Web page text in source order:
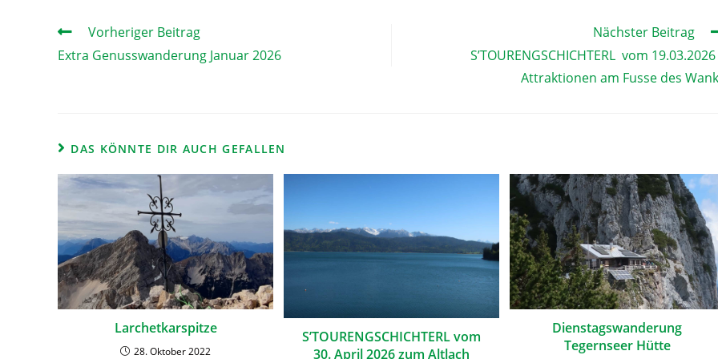
Vorheriger Beitrag
Extra Genusswanderung Januar 2026
Nächster Beitrag
S’TOURENGSCHICHTERL vom
Attraktionen am Fusse des
DAS KÖNNTE DIR AUCH GEFALLEN
Larchetkarspitze
28. Oktober 2022
S’TOURENGSCHICHTERL vom
30. April 2026 zum Altlach
Dienstagswanderung
Tegernseer Hütte